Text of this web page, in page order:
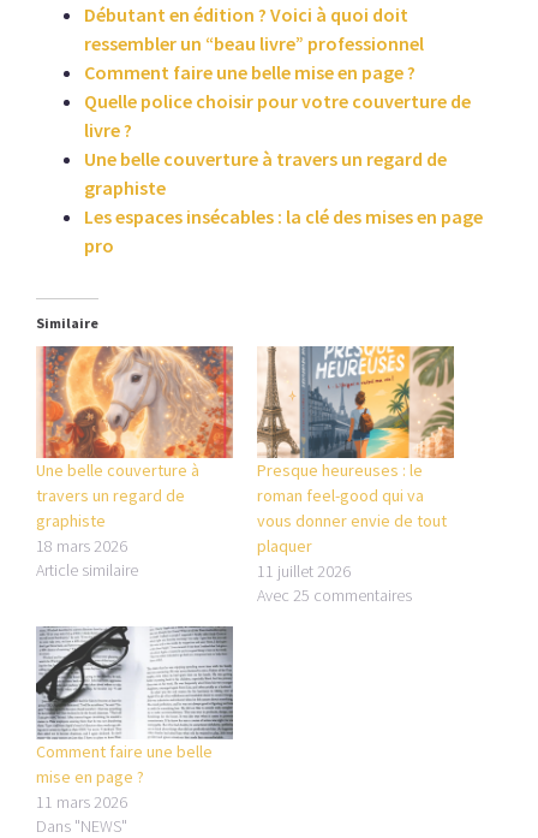
Débutant en édition ? Voici à quoi doit
ressembler un “beau livre” professionnel
Comment faire une belle mise en page ?
Quelle police choisir pour votre couverture de
livre ?
Une belle couverture à travers un regard de
graphiste
Les espaces insécables : la clé des mises en page
pro
Similaire
Une belle couverture à
travers un regard de
graphiste
18 mars 2026
Article similaire
Presque heureuses : le
roman feel-good qui va
vous donner envie de tout
plaquer
11 juillet 2026
Avec 25 commentaires
Comment faire une belle
mise en page ?
11 mars 2026
Dans "NEWS"